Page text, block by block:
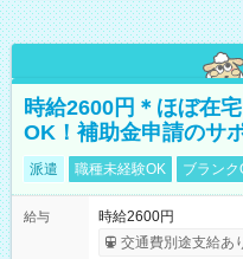
時給2600円＊ほぼ在
OK！補助金申請のサ
派遣 職種未経験OK ブランク
給与
時給2600円
交通費別途支給あ